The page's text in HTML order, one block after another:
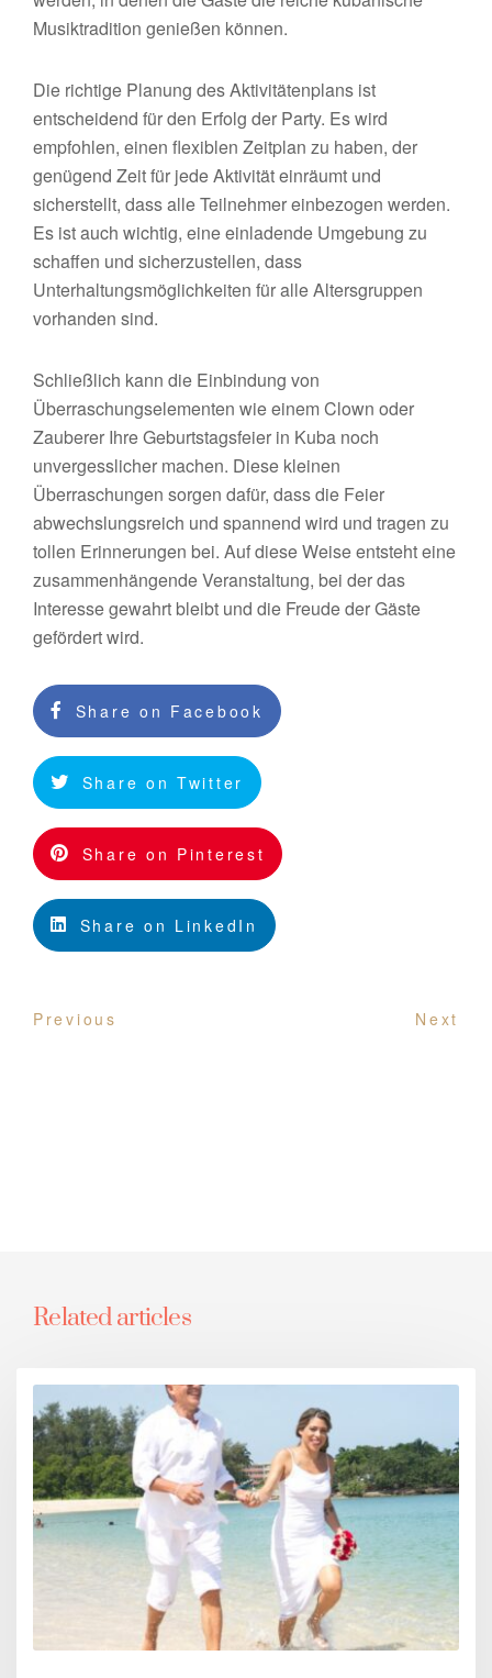
Musiktradition genießen können.
Die richtige Planung des Aktivitätenplans ist
entscheidend für den Erfolg der Party. Es wird
empfohlen, einen flexiblen Zeitplan zu haben, der
genügend Zeit für jede Aktivität einräumt und
sicherstellt, dass alle Teilnehmer einbezogen werden.
Es ist auch wichtig, eine einladende Umgebung zu
schaffen und sicherzustellen, dass
Unterhaltungsmöglichkeiten für alle Altersgruppen
vorhanden sind.
Schließlich kann die Einbindung von
Überraschungselementen wie einem Clown oder
Zauberer Ihre Geburtstagsfeier in Kuba noch
unvergesslicher machen. Diese kleinen
Überraschungen sorgen dafür, dass die Feier
abwechslungsreich und spannend wird und tragen zu
tollen Erinnerungen bei. Auf diese Weise entsteht eine
zusammenhängende Veranstaltung, bei der das
Interesse gewahrt bleibt und die Freude der Gäste
gefördert wird.
Share on Facebook
Share on Twitter
Share on Pinterest
Share on LinkedIn
Previous Next
Related articles